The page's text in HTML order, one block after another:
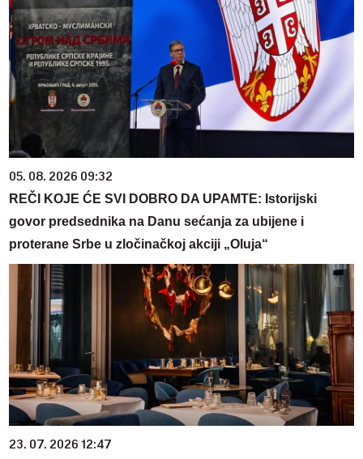
05. 08. 2026 09:32
REČI KOJE ĆE SVI DOBRO DA UPAMTE: Istorijski
govor predsednika na Danu sećanja za ubijene i
proterane Srbe u zločinačkoj akciji „Oluja“
23. 07. 2026 12:47